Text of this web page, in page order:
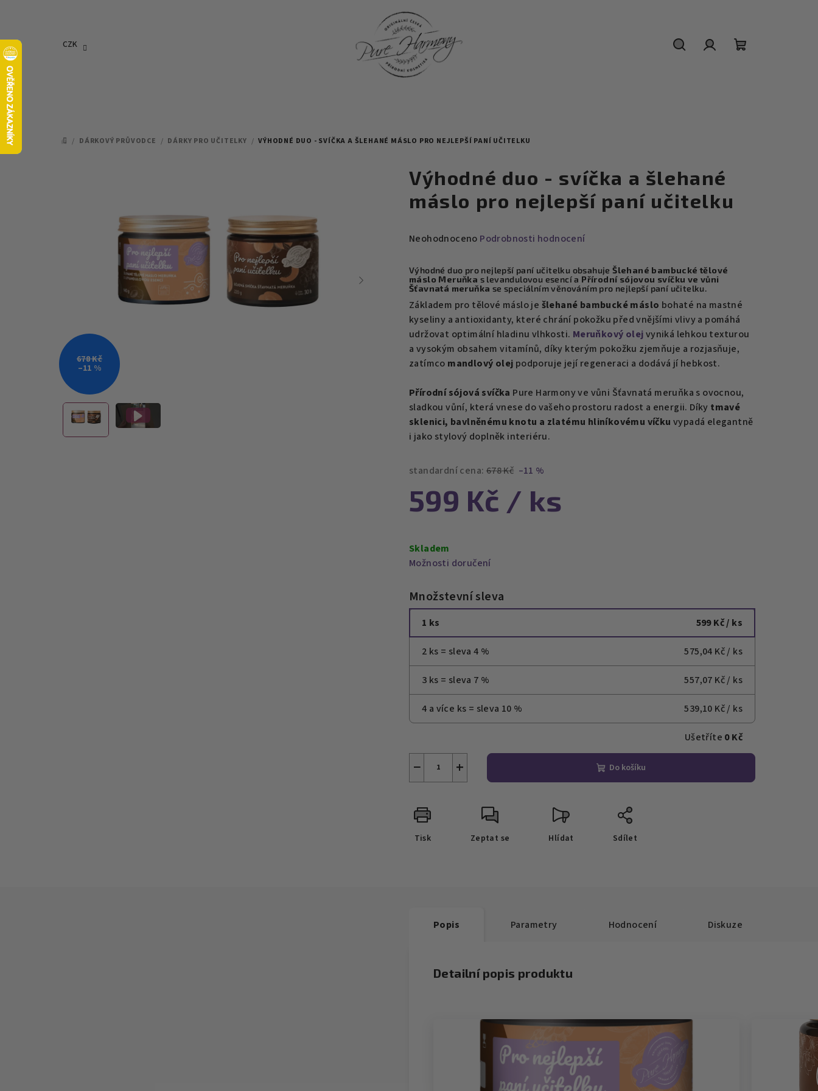
CZK
DOMŮ
/ DÁRKOVÝ PRŮVODCE / DÁRKY PRO UČITELKY / VÝHODNÉ DUO - SVÍČKA A ŠLEHANÉ MÁSLO PRO NEJLEPŠÍ PANÍ UČITELKU
Výhodné duo - svíčka a šlehané
máslo pro nejlepší paní učitelku
Průměrné
produktu
je
z
5
hvězdiček.
Neohodnoceno Podrobnosti hodnocení
Výhodné duo pro nejlepší paní učitelku obsahujeŠlehané bambucké tělové
máslo Meruňka s levandulovou esencí a Přírodní sójovou svíčku ve vůni
Šťavnatá meruňka se speciálním věnováním pro nejlepší paní učitelku.
Základem pro tělové máslo je šlehané bambucké máslo bohaté na mastné
kyseliny a antioxidanty, které chrání pokožku před vnějšími vlivy a pomáhá
udržovat optimální hladinu vlhkosti. Meruňkový olejvyniká lehkou texturou
a vysokým obsahem vitamínů, díky kterým pokožku zjemňuje a rozjasňuje,
zatímco mandlový olej podporuje její regeneraci a dodává jí hebkost.
Přírodní sójová svíčka Pure Harmony ve vůni Šťavnatá meruňka s ovocnou,
sladkou vůní, která vnese do vašeho prostoru radost a energii. Díky tmavé
sklenici, bavlněnému knotu a zlatému hliníkovému víčku vypadá elegantně
i jako stylový doplněk interiéru.
standardní cena: 678 Kč –11 %
599 Kč / ks
cena:
Skladem
Možnosti doručení
Množstevní sleva
1 ks 599 Kč/ ks
2 ks = sleva 4 % 575,04 Kč/ ks
3 ks = sleva 7 % 557,07 Kč/ ks
4 a více ks = sleva 10 % 539,10 Kč/ ks
Ušetříte 0 Kč
+
− Do košíku
Tisk Zeptat se Hlídat Sdílet
678 Kč
–11 %
Popis Parametry Hodnocení Diskuze
Detailní popis produktu